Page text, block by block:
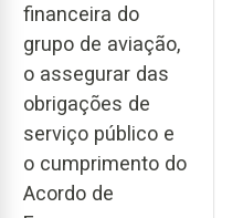
financeira do
grupo de aviação,
o assegurar das
obrigações de
serviço público e
o cumprimento do
Acordo de